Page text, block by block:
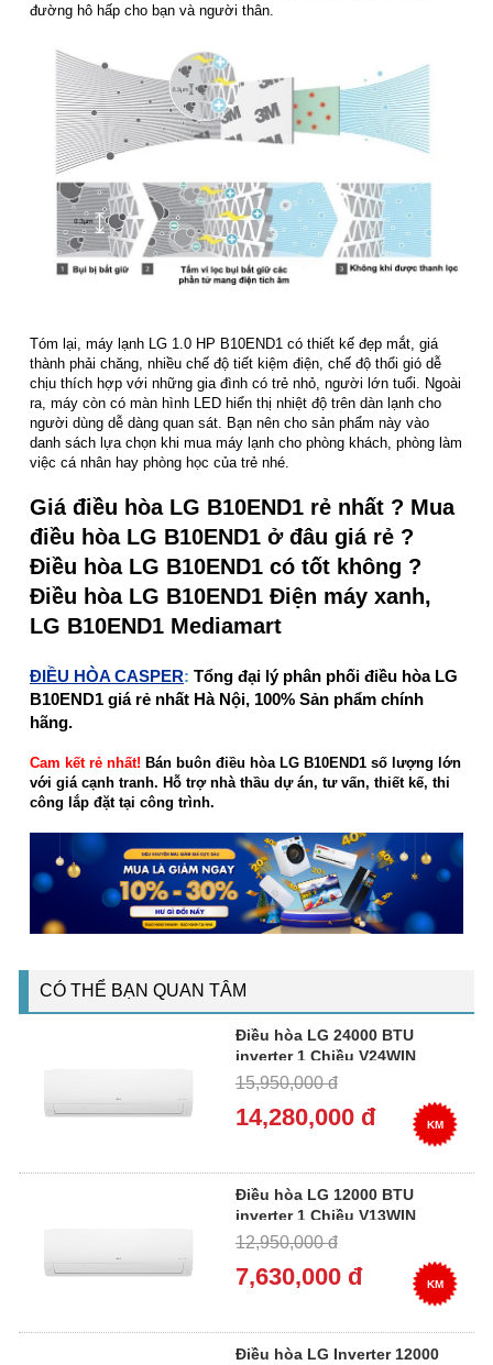
đường hô hấp cho bạn và người thân.
Tóm lại, máy lạnh LG 1.0 HP B10END1 có thiết kế đẹp mắt, giá
thành phải chăng, nhiều chế độ tiết kiệm điện, chế độ thổi gió dễ
chịu thích hợp với những gia đình có trẻ nhỏ, người lớn tuổi. Ngoài
ra, máy còn có màn hình LED hiển thị nhiệt độ trên dàn lạnh cho
người dùng dễ dàng quan sát. Bạn nên cho sản phẩm này vào
danh sách lựa chọn khi mua máy lạnh cho phòng khách, phòng làm
việc cá nhân hay phòng học của trẻ nhé.
Giá điều hòa LG B10END1 rẻ nhất ? Mua
điều hòa LG B10END1 ở đâu giá rẻ ?
Điều hòa LG B10END1 có tốt không ?
Điều hòa LG B10END1 Điện máy xanh,
LG B10END1 Mediamart
ĐIỀU HÒA CASPER: Tổng đại lý phân phối điều hòa LG
B10END1 giá rẻ nhất Hà Nội, 100% Sản phẩm chính
hãng.
Cam kết rẻ nhất! Bán buôn điều hòa LG B10END1 số lượng lớn
với giá cạnh tranh. Hỗ trợ nhà thầu dự án, tư vấn, thiết kế, thi
công lắp đặt tại công trình.
CÓ THỂ BẠN QUAN TÂM
Điều hòa LG 24000 BTU
inverter 1 Chiều V24WIN
15,950,000 đ
14,280,000 đ KM
Điều hòa LG 12000 BTU
inverter 1 Chiều V13WIN
12,950,000 đ
7,630,000 đ KM
Điều hòa LG Inverter 12000